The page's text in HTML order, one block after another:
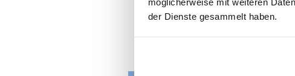
der Dienste gesammelt haben.
Dächer